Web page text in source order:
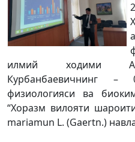
илмий ходими
Курбанбаевичнинг –
физиологияси ва
“Хоразм вилояти
mariamun L. (Gaertn.)